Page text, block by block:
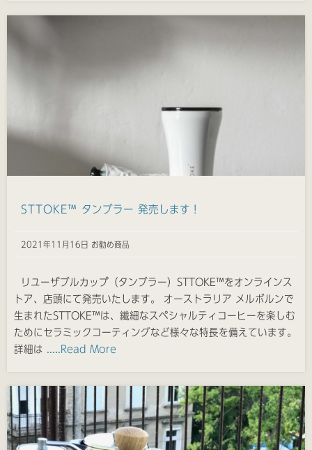
STTOKE™ タンブラー 発売します！
2021年11月16日 お勧め商品
リユーザブルカップ（タンブラー）STTOKE™をオンラインス
トア、店頭にて発売いたします。 オーストラリア メルボルンで
生まれたSTTOKE™は、繊細なスペシャルティコーヒーを楽しむ
ためにセラミックコーティングなど様々な特長を備えています。
詳細は .....Read More